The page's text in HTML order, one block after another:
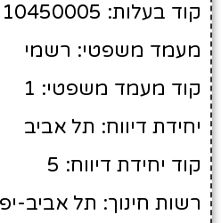
קוד בעלות: 10450005
מעמד משפטי: רשמי
קוד מעמד משפטי: 1
יחידת דיווח: תל אביב
קוד יחידת דיווח: 5
רשות חינוך: תל אביב-יפו